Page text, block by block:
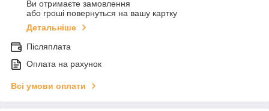
Ви отримаєте замовлення
або гроші повернуться на вашу картку
Детальніше
Післяплата
Оплата на рахунок
Всі умови оплати